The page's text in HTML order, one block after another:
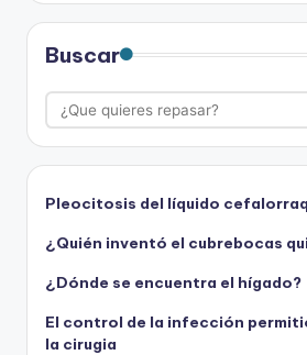
Buscar
Pleocitosis del líquido
¿Quién inventó el cubrebocas
¿Dónde se encuentra el hígado?
El control de la infección
la cirugia